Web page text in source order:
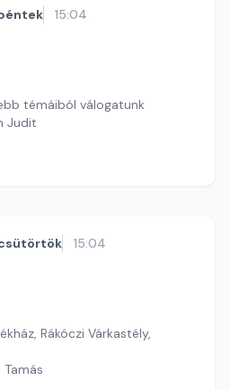
15:04
témáiból válogatunk
Judit
15:04
Rákóczi Várkastély,
Tamás